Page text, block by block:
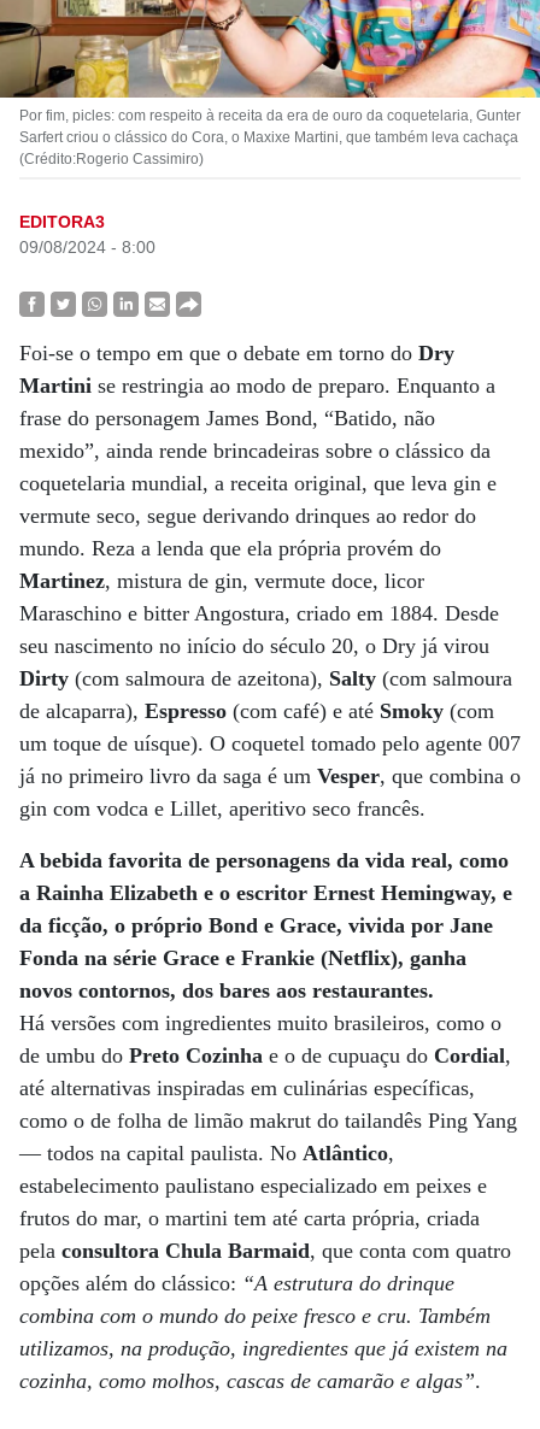
Por fim, picles: com respeito à receita da era de ouro da coquetelaria, Gunter
Sarfert criou o clássico do Cora, o Maxixe Martini, que também leva cachaça
(Crédito:Rogerio Cassimiro)
EDITORA3
09/08/2024 - 8:00
Foi-se o tempo em que o debate em torno do Dry
Martini se restringia ao modo de preparo. Enquanto a
frase do personagem James Bond, “Batido, não
mexido”, ainda rende brincadeiras sobre o clássico da
coquetelaria mundial, a receita original, que leva gin e
vermute seco, segue derivando drinques ao redor do
mundo. Reza a lenda que ela própria provém do
Martinez, mistura de gin, vermute doce, licor
Maraschino e bitter Angostura, criado em 1884. Desde
seu nascimento no início do século 20, o Dry já virou
Dirty (com salmoura de azeitona), Salty (com salmoura
de alcaparra), Espresso (com café) e até Smoky (com
um toque de uísque). O coquetel tomado pelo agente 007
já no primeiro livro da saga é um Vesper, que combina o
gin com vodca e Lillet, aperitivo seco francês.
A bebida favorita de personagens da vida real, como
a Rainha Elizabeth e o escritor Ernest Hemingway, e
da ficção, o próprio Bond e Grace, vivida por Jane
Fonda na série Grace e Frankie (Netflix), ganha
novos contornos, dos bares aos restaurantes.
Há versões com ingredientes muito brasileiros, como o
de umbu do Preto Cozinha e o de cupuaçu do Cordial,
até alternativas inspiradas em culinárias específicas,
como o de folha de limão makrut do tailandês Ping Yang
— todos na capital paulista. No Atlântico,
estabelecimento paulistano especializado em peixes e
frutos do mar, o martini tem até carta própria, criada
pela consultora Chula Barmaid, que conta com quatro
opções além do clássico: “A estrutura do drinque
combina com o mundo do peixe fresco e cru. Também
utilizamos, na produção, ingredientes que já existem na
cozinha, como molhos, cascas de camarão e algas”.